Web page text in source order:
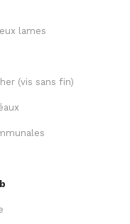
lames
(vis sans fin)